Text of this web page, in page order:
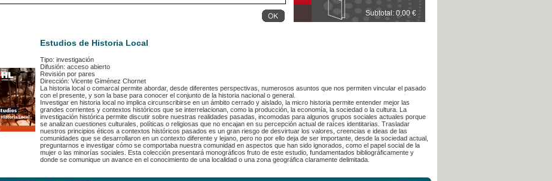
Subtotal: 0,00 €
Estudios de Historia Local
Tipo: investigación
Difusión: acceso abierto
Revisión por pares
Dirección: Vicente Giménez Chornet
La historia local o comarcal permite abordar, desde diferentes perspectivas, numerosos asuntos que nos permiten vincular el pasado
con el presente, y son la base para conocer el conjunto de la historia nacional o general.
Investigar en historia local no implica circunscribirse en un ámbito cerrado y aislado, la micro historia permite entender mejor las
grandes corrientes y contextos históricos que se interrelacionan, como la producción, la economía, la sociedad o la cultura. La
investigación histórica permite discutir sobre nuestras realidades pasadas, incomodas para algunos grupos sociales actuales porque
se analizan cuestiones culturales, políticas o religiosas que no encajan en su percepción actual de raíces identitarias. Trasladar
nuestros principios éticos a contextos históricos pasados es un gran riesgo de desvirtuar los valores, creencias e ideas de las
comunidades que se desarrollaron en un contexto diferente y lejano, pero no por ello deja de ser importante, desde la sociedad actual,
preguntarnos e investigar cómo se comportaba nuestra comunidad en aspectos que han sido ignorados, como el papel social de la
mujer o las minorías sociales. Esta colección presentará monográficos fruto de este estudio, fundamentados bibliográficamente y
donde se comunique un avance en el conocimiento de una localidad o una zona geográfica claramente delimitada.